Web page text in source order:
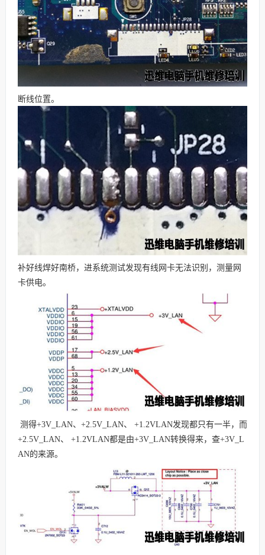
断线位置。
补好线焊好南桥，进系统测试发现有线网卡无法识别，测量网
卡供电。
测得+3V_LAN、+2.5V_LAN、 +1.2VLAN发现都只有一半，而
+2.5V_LAN、 +1.2VLAN都是由+3V_LAN转换得来，查+3V_L
AN的来源。